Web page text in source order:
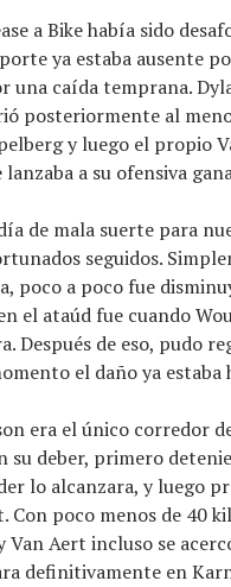
a Bike había sido
ya estaba ausente
una caída temprana.
posteriormente al
y luego el propio
a su ofensiva
de mala suerte para
seguidos.
poco a poco fue
el ataúd fue cuando
Después de eso, pudo
el daño ya estaba
era el único corredor
su deber, primero
lo alcanzara, y luego
Con poco menos de 40
Aert incluso se
definitivamente en